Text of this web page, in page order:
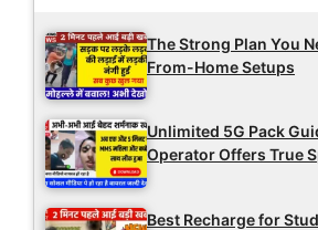
The Strong Plan You
From-Home Setups
Unlimited 5G Pack
Operator Offers True
Best Recharge for